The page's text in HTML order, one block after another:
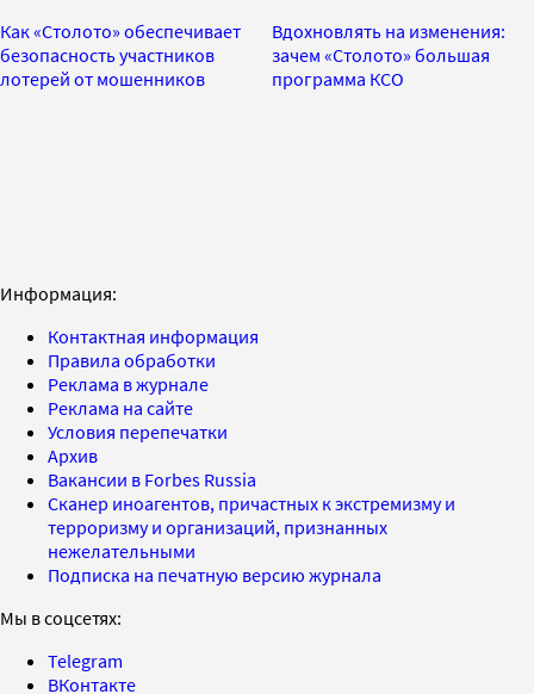
Как «Столото» обеспечивает
безопасность участников
лотерей от мошенников
Вдохновлять на изменения:
зачем «Столото» большая
программа КСО
Информация:
Контактная информация
Правила обработки
Реклама в журнале
Реклама на сайте
Условия перепечатки
Архив
Вакансии в Forbes Russia
Сканер иноагентов, причастных к экстремизму и
терроризму и организаций, признанных
нежелательными
Подписка на печатную версию журнала
Мы в соцсетях:
Telegram
ВКонтакте